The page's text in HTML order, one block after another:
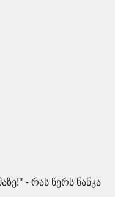
- რას წერს ნანკა